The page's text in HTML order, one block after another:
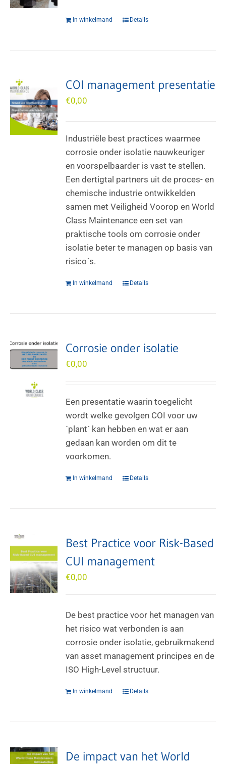
In winkelmand Details
COI management presentatie
€0,00
Industriële best practices waarmee
corrosie onder isolatie nauwkeuriger
en voorspelbaarder is vast te stellen.
Een dertigtal partners uit de proces- en
chemische industrie ontwikkelden
samen met Veiligheid Voorop en World
Class Maintenance een set van
praktische tools om corrosie onder
isolatie beter te managen op basis van
risico´s.
In winkelmand Details
Corrosie onder isolatie
€0,00
Een presentatie waarin toegelicht
wordt welke gevolgen COI voor uw
´plant´ kan hebben en wat er aan
gedaan kan worden om dit te
voorkomen.
In winkelmand Details
Best Practice voor Risk-Based
CUI management
€0,00
De best practice voor het managen van
het risico wat verbonden is aan
corrosie onder isolatie, gebruikmakend
van asset management principes en de
ISO High-Level structuur.
In winkelmand Details
De impact van het World